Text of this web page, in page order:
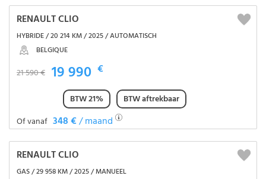
RENAULT CLIO
HYBRIDE / 20 214 KM / 2025 / AUTOMATISCH
BELGIQUE
21 590 € 19 990 €
BTW 21%
BTW aftrekbaar
Of vanaf 348 €/ maand
RENAULT CLIO
GAS / 29 958 KM / 2025 / MANUEEL